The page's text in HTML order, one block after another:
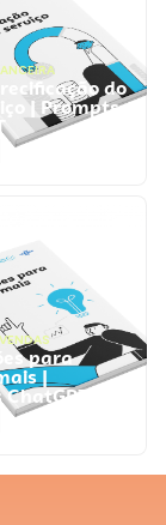
do
| Prompts
VENDAS
para
|
ChatGPT